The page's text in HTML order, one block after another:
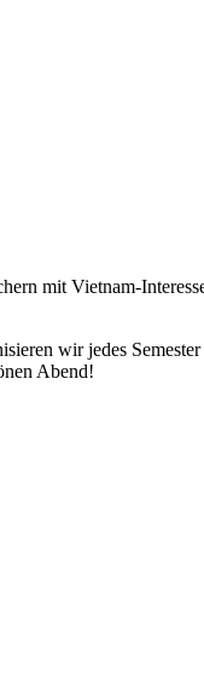
mit Vietnam-
wir jedes
Abend!